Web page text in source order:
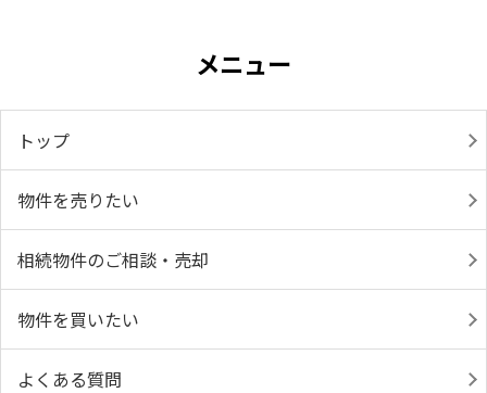
メニュー
トップ
物件を売りたい
相続物件のご相談・売却
物件を買いたい
よくある質問